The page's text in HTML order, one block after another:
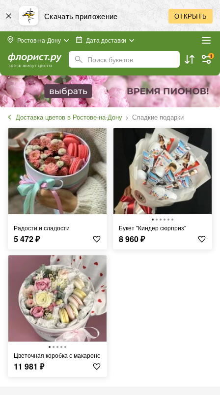
Скачать приложение ОТКРЫТЬ
Ростов-на-Дону Дата доставки
Поиск букетов 1
Доставка цветов в Ростове-на-Дону Сладкие подарки
Радости и сладости
5 472₽
Букет "Киндер сюрприз"
8 960₽
Цветочная коробка с макаронс
11 981 ₽